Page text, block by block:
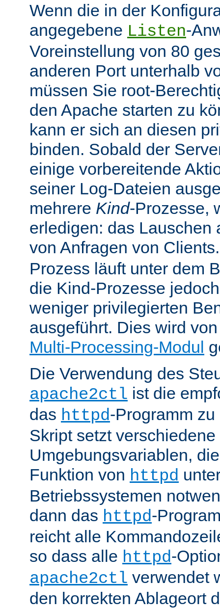
Wenn die in der
angegebene Listen-
Voreinstellung von 80
anderen Port unterhalb
müssen Sie root-
den Apache starten zu
kann er sich an diesen
binden. Sobald der
einige vorbereitende
seiner Log-Dateien
mehrere Kind-Prozesse,
erledigen: das Lauschen
von Anfragen von
Prozess läuft unter dem
die Kind-Prozesse
weniger privilegierten
ausgeführt. Dies wird
Multi-Processing-Modul
Die Verwendung des
apache2ctl ist die
das httpd-Programm
Skript setzt verschiedene
Umgebungsvariablen,
Funktion von httpd
Betriebssystemen
dann das httpd-
reicht alle
so dass alle httpd-
apache2ctl verwendet
den korrekten Ablageort